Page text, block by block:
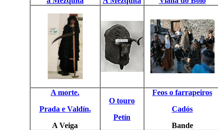
A morte.
Prada e Valdín.
A Veiga
O touro
Petín
Feos o farrapeiros
Cadós
Bande